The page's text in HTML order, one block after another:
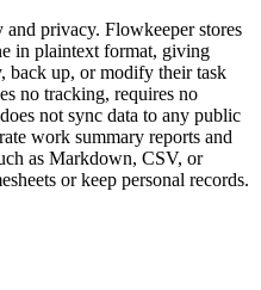
privacy. Flowkeeper stores
in plaintext format, giving
back up, or modify their task
no tracking, requires no
not sync data to any public
work summary reports and
as Markdown, CSV, or
or keep personal records.